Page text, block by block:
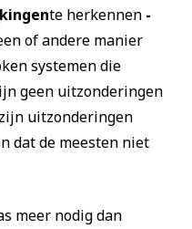
te herkennen -
of andere manier
systemen die
geen uitzonderingen
uitzonderingen
dat de meesten niet
meer nodig dan